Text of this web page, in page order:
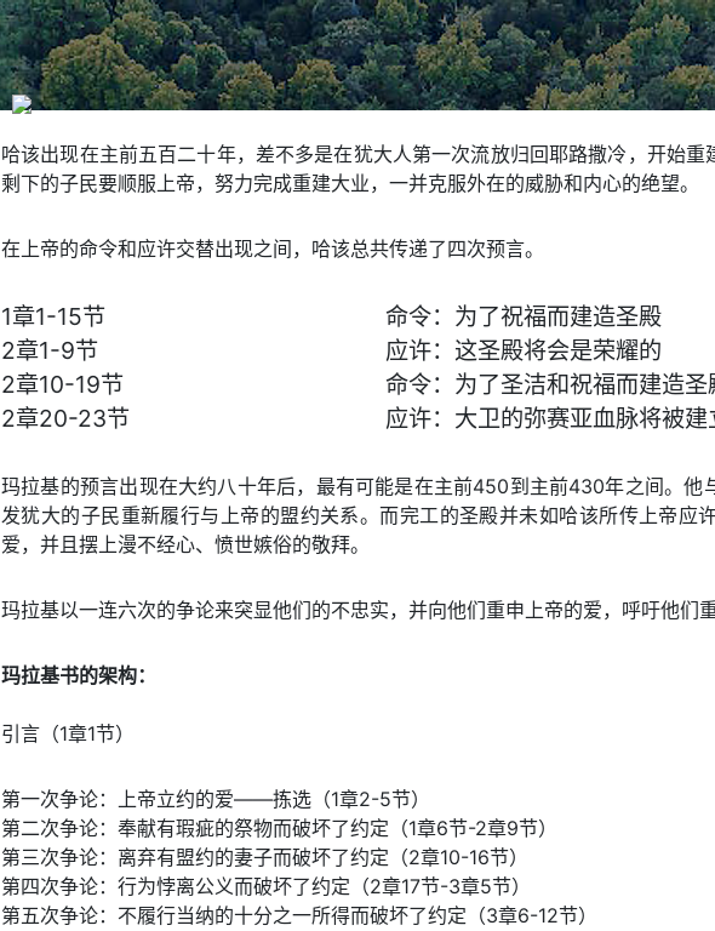
哈该出现在主前五百二十年，差不多是在犹大人第一次流放归回耶路撒冷，开始
剩下的子民要顺服上帝，努力完成重建大业，一并克服外在的威胁和内心的绝望。
在上帝的命令和应许交替出现之间，哈该总共传递了四次预言。
1章1-15节
命令：为了祝福而建造圣殿
2章1-9节
应许：这圣殿将会是荣耀的
2章10-19节
命令：为了圣洁和祝福而建造圣
2章20-23节
应许：大卫的弥赛亚血脉将被建
玛拉基的预言出现在大约八十年后，最有可能是在主前450到主前430年之间。他
发犹大的子民重新履行与上帝的盟约关系。而完工的圣殿并未如哈该所传上帝应
爱，并且摆上漫不经心、愤世嫉俗的敬拜。
玛拉基以一连六次的争论来突显他们的不忠实，并向他们重申上帝的爱，呼吁他们
玛拉基书的架构：
引言（1章1节）
第一次争论：上帝立约的爱——拣选（1章2-5节）
第二次争论：奉献有瑕疵的祭物而破坏了约定（1章6节-2章9节）
第三次争论：离弃有盟约的妻子而破坏了约定（2章10-16节）
第四次争论：行为悖离公义而破坏了约定（2章17节-3章5节）
第五次争论：不履行当纳的十分之一所得而破坏了约定（3章6-12节）